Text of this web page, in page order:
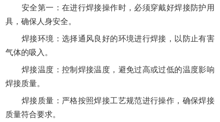
安全第一：在进行焊接操作时，必须穿戴好焊接防护用
具，确保人身安全。
焊接环境：选择通风良好的环境进行焊接，以防止有害
气体的吸入。
焊接温度：控制焊接温度，避免过高或过低的温度影响
焊接质量。
焊接质量：严格按照焊接工艺规范进行操作，确保焊接
质量符合要求。